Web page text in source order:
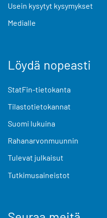
Usein kysytyt kysymykset
Medialle
Löydä nopeasti
StatFin-tietokanta
Tilastotietokannat
Suomi lukuina
Rahanarvonmuunnin
Tulevat julkaisut
Tutkimusaineistot